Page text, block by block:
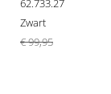
Zwart
€ 99,95